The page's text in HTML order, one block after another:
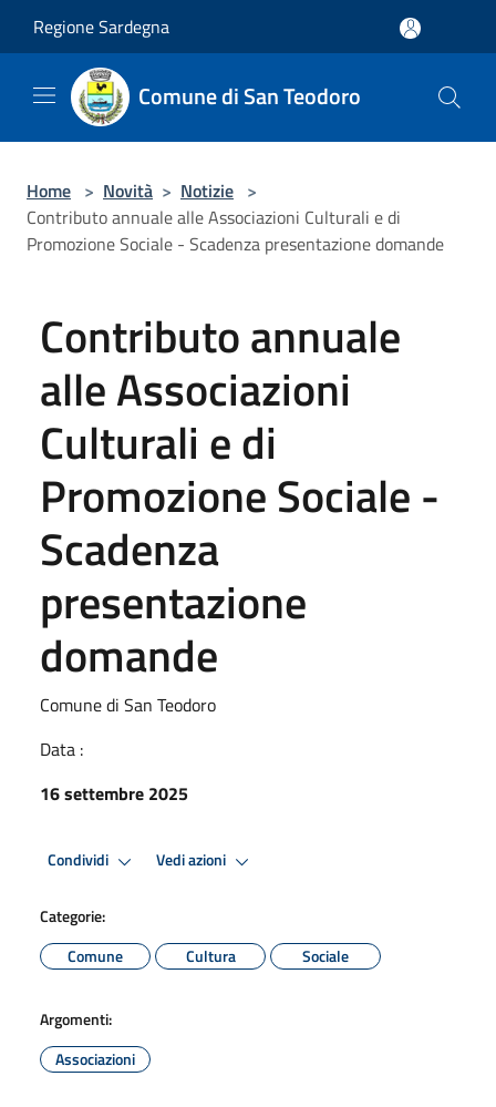
Regione Sardegna
Comune di San Teodoro
Home > Novità > Notizie >
Contributo annuale alle Associazioni Culturali e di
Promozione Sociale - Scadenza presentazione domande
Contributo annuale
alle Associazioni
Culturali e di
Promozione Sociale -
Scadenza
presentazione
domande
Comune di San Teodoro
Data :
16 settembre 2025
Condividi Vedi azioni
Categorie:
Comune
Cultura Sociale
Argomenti:
Associazioni